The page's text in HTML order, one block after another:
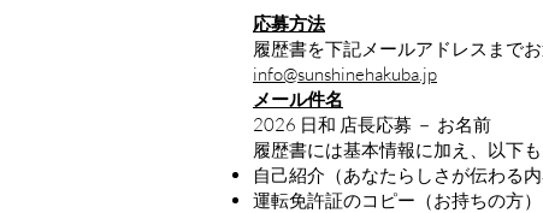
応募方法
履歴書を下記メールアドレスまでお
info@sunshinehakuba.jp
メール件名
2026 日和 店長応募 － お名前
履歴書には基本情報に加え、以下も
自己紹介（あなたらしさが伝わる内
運転免許証のコピー（お持ちの方）